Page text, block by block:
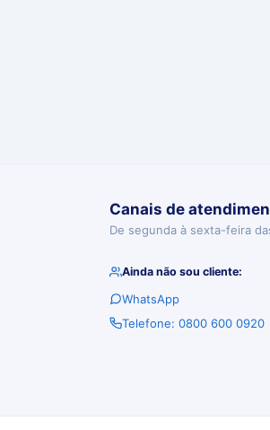
Canais de
De segunda à sexta-feira
Ainda não sou cliente:
WhatsApp
Telefone: 0800 600 0920